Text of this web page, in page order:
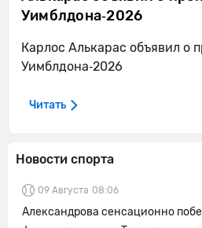
Новости спорта
09 Августа 08:06
Александрова сенсационно
Уимблдона‑2026
Карлос Алькарас объявил о
Уимблдона‑2026
Читать